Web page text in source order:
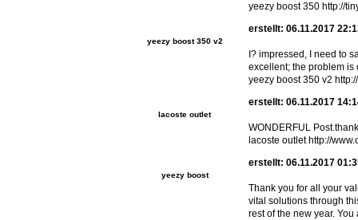
yeezy boost 350 http://
yeezy boost 350 v2
erstellt: 06.11.2017
I? impressed, I need to
excellent; the problem is
yeezy boost 350 v2
lacoste outlet
erstellt: 06.11.2017
WONDERFUL
lacoste outlet http://
yeezy boost
erstellt: 06.11.2017
Thank you for all your
vital solutions through
rest of the new year.